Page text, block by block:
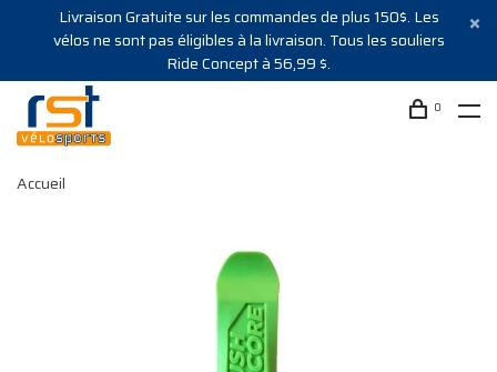
Livraison Gratuite sur les commandes de plus 150$. Les
vélos ne sont pas éligibles à la livraison. Tous les souliers
Ride Concept à 56,99 $.
0
Accueil